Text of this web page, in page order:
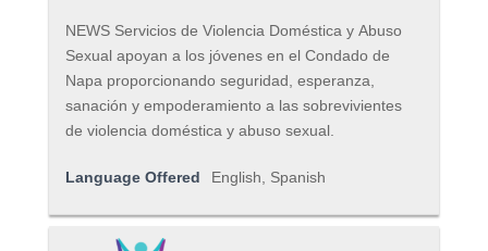
NEWS Servicios de Violencia Doméstica y Abuso
Sexual apoyan a los jóvenes en el Condado de
Napa proporcionando seguridad, esperanza,
sanación y empoderamiento a las sobrevivientes
de violencia doméstica y abuso sexual.
Language Offered English, Spanish